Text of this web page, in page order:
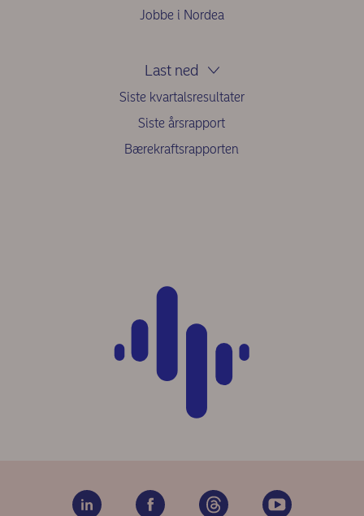
Jobbe i Nordea
Last ned
Siste kvartalsresultater
Siste årsrapport
Bærekraftsrapporten